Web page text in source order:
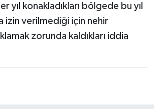
yıl konakladıkları bölgede bu yıl
izin verilmediği için nehir
zorunda kaldıkları iddia